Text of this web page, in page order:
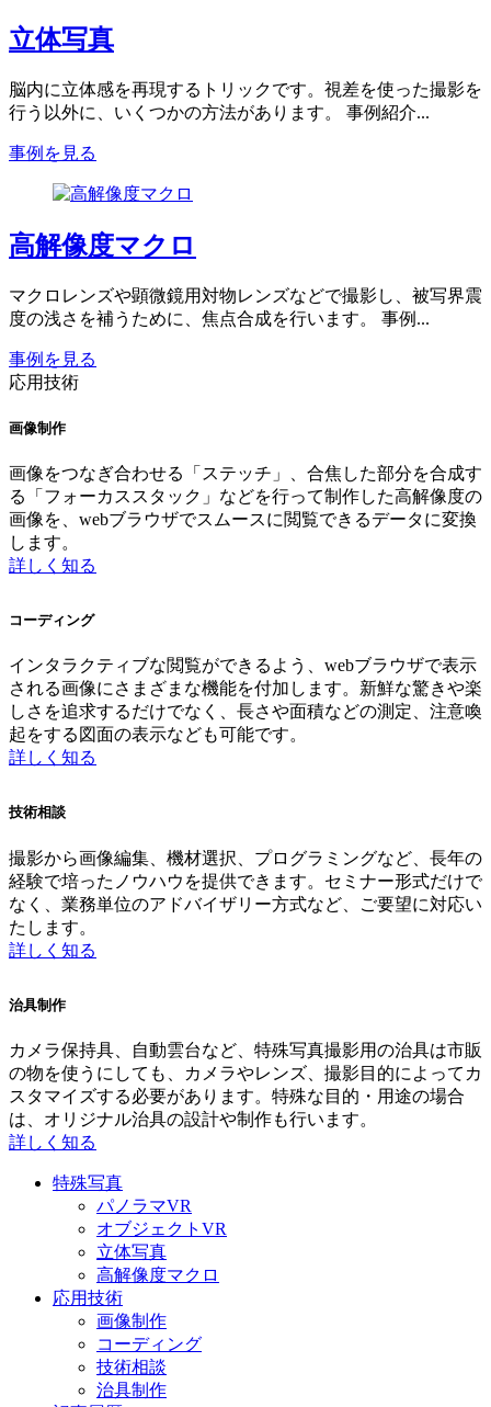
立体写真
脳内に立体感を再現するトリックです。視差を使った撮影を
行う以外に、いくつかの方法があります。 事例紹介...
事例を見る
高解像度マクロ
マクロレンズや顕微鏡用対物レンズなどで撮影し、被写界震
度の浅さを補うために、焦点合成を行います。 事例...
事例を見る
応用技術
画像制作
画像をつなぎ合わせる「ステッチ」、合焦した部分を合成す
る「フォーカススタック」などを行って制作した高解像度の
画像を、webブラウザでスムースに閲覧できるデータに変換
します。
詳しく知る
コーディング
インタラクティブな閲覧ができるよう、webブラウザで表示
される画像にさまざまな機能を付加します。新鮮な驚きや楽
しさを追求するだけでなく、長さや面積などの測定、注意喚
起をする図面の表示なども可能です。
詳しく知る
技術相談
撮影から画像編集、機材選択、プログラミングなど、長年の
経験で培ったノウハウを提供できます。セミナー形式だけで
なく、業務単位のアドバイザリー方式など、ご要望に対応い
たします。
詳しく知る
治具制作
カメラ保持具、自動雲台など、特殊写真撮影用の治具は市販
の物を使うにしても、カメラやレンズ、撮影目的によってカ
スタマイズする必要があります。特殊な目的・用途の場合
は、オリジナル治具の設計や制作も行います。
詳しく知る
特殊写真
パノラマVR
オブジェクトVR
立体写真
高解像度マクロ
応用技術
画像制作
コーディング
技術相談
治具制作